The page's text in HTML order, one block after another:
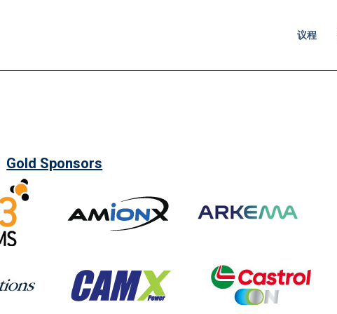
议程
Gold Sponsors